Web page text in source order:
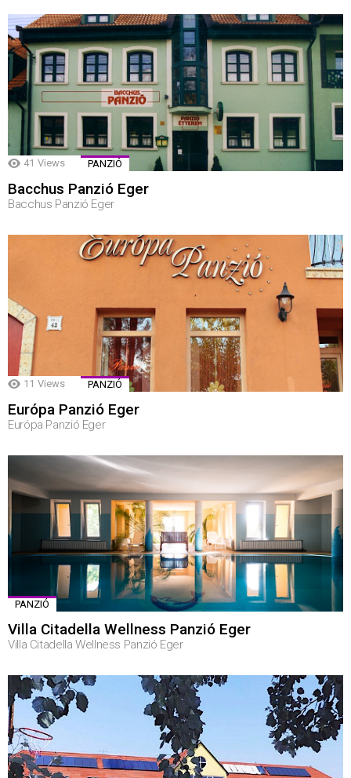
41 Views PANZIÓ
Bacchus Panzió Eger
Bacchus Panzió Eger
11 Views PANZIÓ
Európa Panzió Eger
Európa Panzió Eger
PANZIÓ
Villa Citadella Wellness Panzió Eger
Villa Citadella Wellness Panzió Eger